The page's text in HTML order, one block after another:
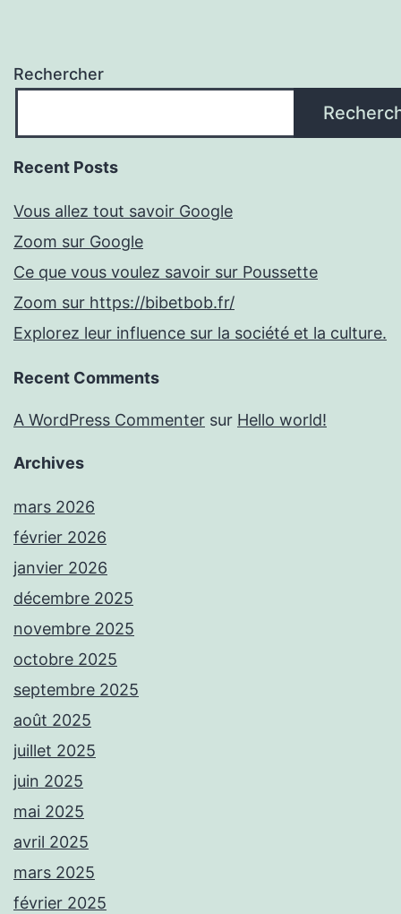
Rechercher
Recent Posts
Vous allez tout savoir Google
Zoom sur Google
Ce que vous voulez savoir sur Poussette
Zoom sur https://bibetbob.fr/
Explorez leur influence sur la société et la culture.
Recent Comments
A WordPress Commenter sur Hello world!
Archives
mars 2026
février 2026
janvier 2026
décembre 2025
novembre 2025
octobre 2025
septembre 2025
août 2025
juillet 2025
juin 2025
mai 2025
avril 2025
mars 2025
février 2025